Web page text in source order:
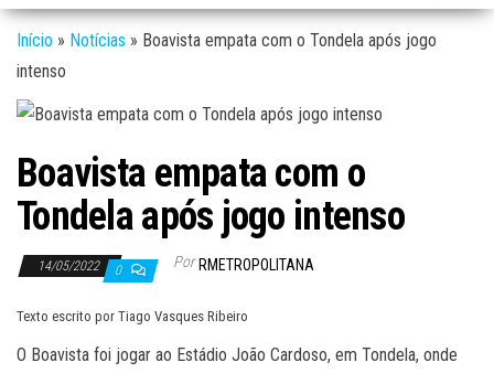
Início » Notícias » Boavista empata com o Tondela após jogo
intenso
Boavista empata com o
Tondela após jogo intenso
14/05/2022 0 Por RMETROPOLITANA
Texto escrito por Tiago Vasques Ribeiro
O Boavista foi jogar ao Estádio João Cardoso, em Tondela, onde